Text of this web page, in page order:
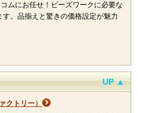
ムにお任せ！ビーズワークに必要な
。品揃えと驚きの価格設定が魅力
UP ▲
トリー）